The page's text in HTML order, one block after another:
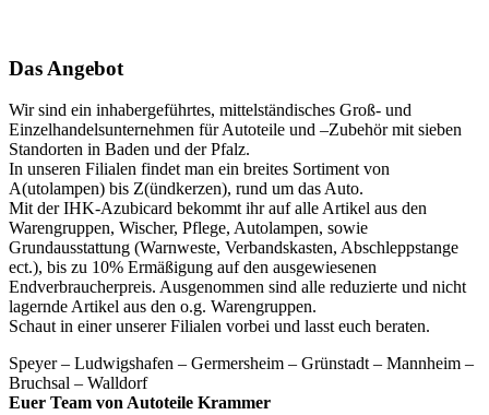
Das Angebot
Wir sind ein inhabergeführtes, mittelständisches Groß- und
Einzelhandelsunternehmen für Autoteile und –Zubehör mit sieben
Standorten in Baden und der Pfalz.
In unseren Filialen findet man ein breites Sortiment von
A(utolampen) bis Z(ündkerzen), rund um das Auto.
Mit der IHK-Azubicard bekommt ihr auf alle Artikel aus den
Warengruppen, Wischer, Pflege, Autolampen, sowie
Grundausstattung (Warnweste, Verbandskasten, Abschleppstange
ect.), bis zu 10% Ermäßigung auf den ausgewiesenen
Endverbraucherpreis. Ausgenommen sind alle reduzierte und nicht
lagernde Artikel aus den o.g. Warengruppen.
Schaut in einer unserer Filialen vorbei und lasst euch beraten.
Speyer – Ludwigshafen – Germersheim – Grünstadt – Mannheim –
Bruchsal – Walldorf
Euer Team von Autoteile Krammer